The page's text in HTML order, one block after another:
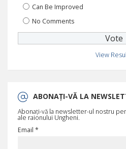
Can Be Improved
No Comments
View
ABONAȚI-VĂ LA
Abonați-vă la newsletter-ul nostru
ale raionului Ungheni.
Email *